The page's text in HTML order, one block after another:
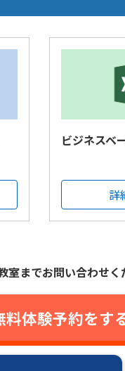
ビジネスベ
詳
室までお問い合わせく
料体験予約をす